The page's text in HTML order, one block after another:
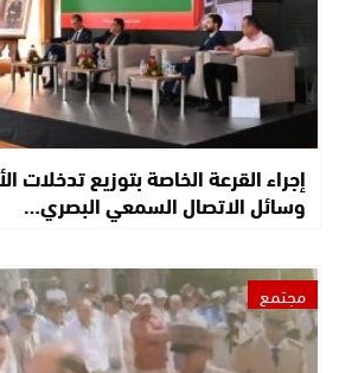
إجراء القرعة الخاصة بتوزيع تدخلات
وسائل الاتصال السمعي البصري…
مجتمع